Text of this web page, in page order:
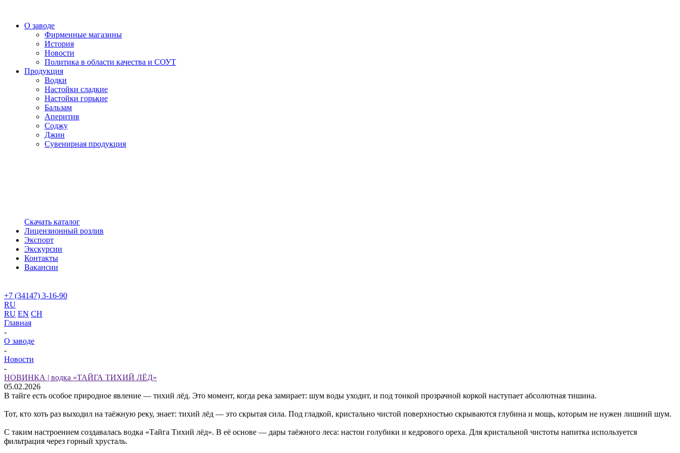
О заводе
Фирменные магазины
История
Новости
Политика в области качества и СОУТ
Продукция
Водки
Настойки сладкие
Настойки горькие
Бальзам
Аперитив
Соджу
Джин
Сувенирная продукция
Скачать каталог
Лицензионный розлив
Экспорт
Экскурсии
Контакты
Вакансии
+7 (34147) 3-16-90
RU
RU EN CH
Главная
-
О заводе
-
Новости
-
НОВИНКА | водка «ТАЙГА ТИХИЙ ЛЁД»
05.02.2026
В тайге есть особое природное явление — тихий лёд. Это момент, когда река замирает: шум воды уходит, и под тонкой прозрачной коркой наступает абсолютная тишина.
Тот, кто хоть раз выходил на таёжную реку, знает: тихий лёд — это скрытая сила. Под гладкой, кристально чистой поверхностью скрываются глубина и мощь, которым не нужен лишний шум.
С таким настроением создавалась водка «Тайга Тихий лёд». В её основе — дары таёжного леса: настои голубики и кедрового ореха. Для кристальной чистоты напитка используется
фильтрация через горный хрусталь.